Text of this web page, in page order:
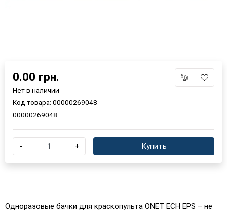
Выберите язык магазина ×
Одноразовые бачки для краскопульта ONET ECH EPS – не
0.00 грн.
Нет в наличии
Код товара: 00000269048
00000269048
- + Купить